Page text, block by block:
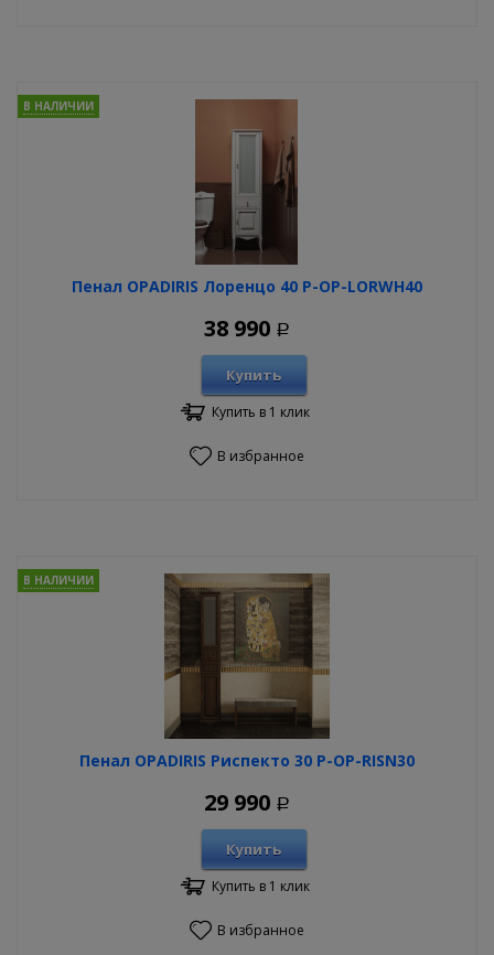
Пенал OPADIRIS Лоренцо 40 P-OP-LORWH40
В НАЛИЧИИ
38 990 Р
Купить
Купить в 1 клик
В избранное
Пенал OPADIRIS Риспекто 30 P-OP-RISN30
В НАЛИЧИИ
29 990 Р
Купить
Купить в 1 клик
В избранное